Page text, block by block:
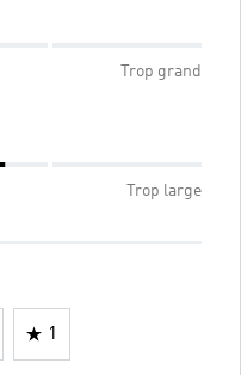
Trop grand
Trop large
1